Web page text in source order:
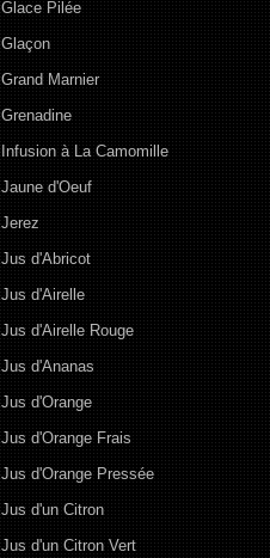
Glace Pilée
Glaçon
Grand Marnier
Grenadine
Infusion à La Camomille
Jaune d'Oeuf
Jerez
Jus d'Abricot
Jus d'Airelle
Jus d'Airelle Rouge
Jus d'Ananas
Jus d'Orange
Jus d'Orange Frais
Jus d'Orange Pressée
Jus d'un Citron
Jus d'un Citron Vert